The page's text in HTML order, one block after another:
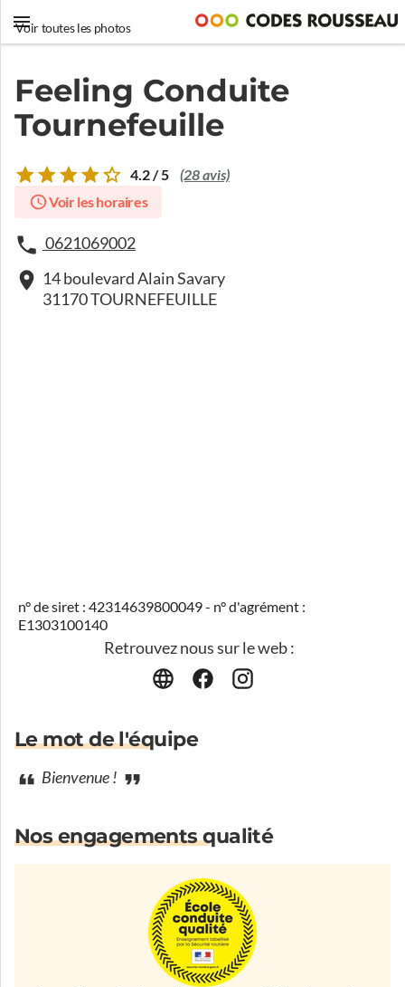
Voir toutes les photos
Feeling Conduite
Tournefeuille
4.2 / 5 (28 avis)
Voir les horaires
0621069002
14 boulevard Alain Savary
31170 TOURNEFEUILLE
n° de siret : 42314639800049 - n° d'agrément :
E1303100140
Retrouvez nous sur le web :
Le mot de l'équipe
Bienvenue !
Nos engagements qualité